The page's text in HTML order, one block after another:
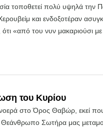
τοποθετεί πολύ υψηλά την
και ενδοξοτέραν
ότι «από του νυν μακαριούσι
του Κυρίου
στο Όρος Θαβώρ, εκεί
Θεάνθρωπο Σωτήρα μας